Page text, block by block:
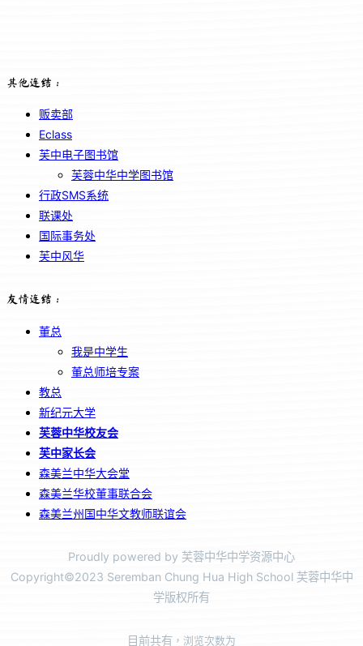
其他连结：
贩卖部
Eclass
芙中电子图书馆
芙蓉中华中学图书馆
行政SMS系统
联课处
国际事务处
芙中风华
友情连结：
董总
我是中学生
董总师培专案
教总
新纪元大学
芙蓉中华校友会
芙中家长会
森美兰中华大会堂
森美兰华校董事联合会
森美兰州国中华文教师联谊会
Proudly powered by 芙蓉中华中学资源中心
Copyright©2023 Seremban Chung Hua High School 芙蓉中华中
学版权所有
目前共有 ，浏览次数为